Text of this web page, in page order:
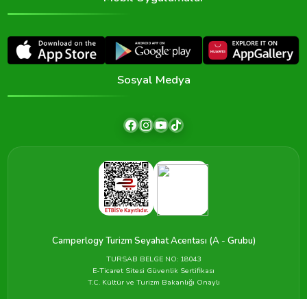
Sosyal Medya
Camperlogy Turizm Seyahat Acentası (A - Grubu)
TURSAB BELGE NO: 18043
E-Ticaret Sitesi Güvenlik Sertifikası
T.C. Kültür ve Turizm Bakanlığı Onaylı